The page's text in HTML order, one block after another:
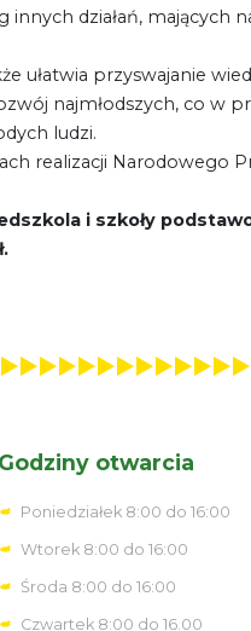
działań, mających
przyswajanie
najmłodszych, co w
ludzi.
realizacji Narodowego
i szkoły
Godziny otwarcia
Poniedziałek 8:00 do 16:00
Wtorek 8:00 do 16:00
Środa 8:00 do 16:00
Czwartek 8:00 do 16.00